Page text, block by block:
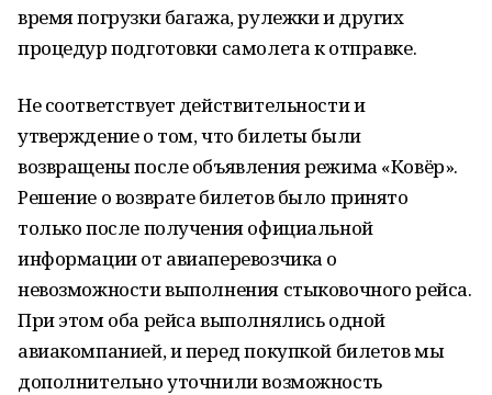
время погрузки багажа, рулежки и других
процедур подготовки самолета к отправке.
Не соответствует действительности и
утверждение о том, что билеты были
возвращены после объявления режима «Ковёр».
Решение о возврате билетов было принято
только после получения официальной
информации от авиаперевозчика о
невозможности выполнения стыковочного рейса.
При этом оба рейса выполнялись одной
авиакомпанией, и перед покупкой билетов мы
дополнительно уточнили возможность